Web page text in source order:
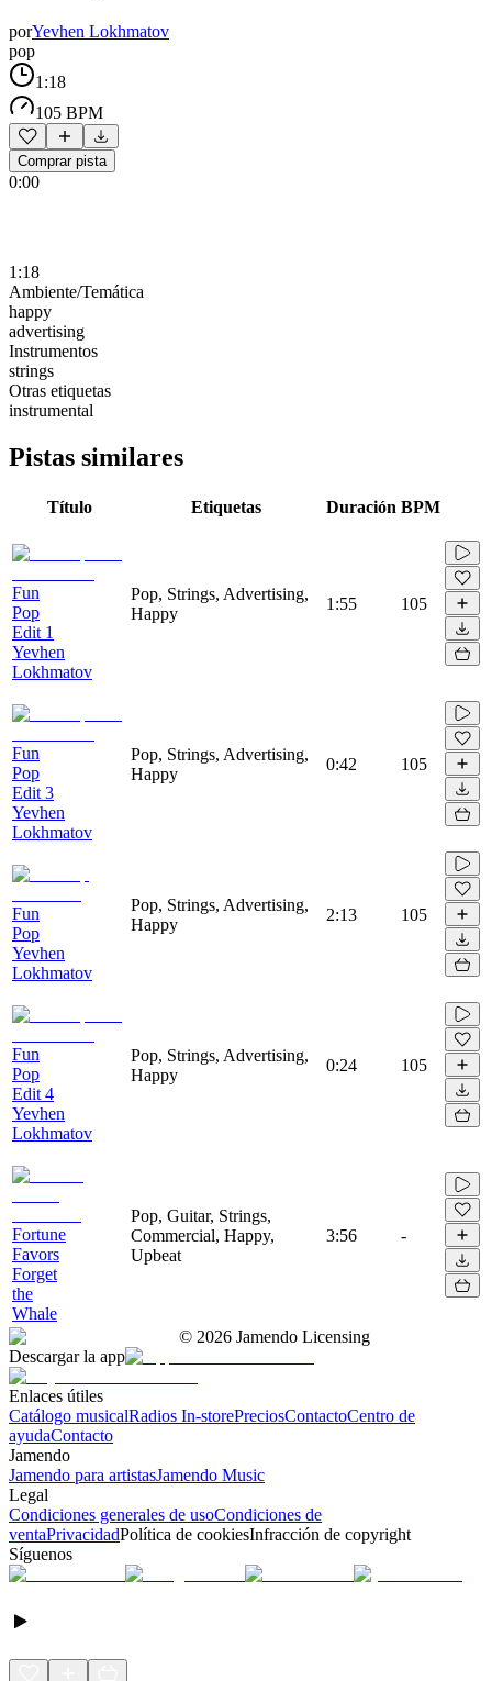
porYevhen Lokhmatov
pop
1:18
105 BPM
Comprar pista
0:00
1:18
Ambiente/Temática
happy
advertising
Instrumentos
strings
Otras etiquetas
instrumental
Pistas similares
Título Etiquetas Duración BPM
Fun
Pop
Edit 1
Yevhen
Lokhmatov
Pop, Strings, Advertising,
Happy
1:55 105
Fun
Pop
Edit 3
Yevhen
Lokhmatov
Pop, Strings, Advertising,
Happy
0:42 105
Fun
Pop
Yevhen
Lokhmatov
Pop, Strings, Advertising,
Happy
2:13 105
Fun
Pop
Edit 4
Yevhen
Lokhmatov
Pop, Strings, Advertising,
Happy
0:24 105
Fortune
Favors
Forget
the
Whale
Pop, Guitar, Strings,
Commercial, Happy,
Upbeat
3:56 -
© 2026 Jamendo Licensing
Descargar la app
Enlaces útiles
Catálogo musicalRadios In-storePreciosContactoCentro de
ayudaContacto
Jamendo
Jamendo para artistasJamendo Music
Legal
Condiciones generales de usoCondiciones de
ventaPrivacidadPolítica de cookiesInfracción de copyright
Síguenos